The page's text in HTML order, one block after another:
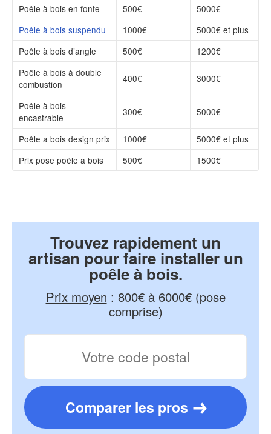
Poêle à bois en fonte
500€
5000€
Poêle à bois suspendu
1000€
5000€ et plus
Poêle à bois d’angle
500€
1200€
Poêle à bois à double
combustion
400€ 3000€
Poêle à bois
encastrable
300€ 5000€
Poêle a bois design prix 1000€
5000€ et plus
Prix pose poêle a bois
500€ 1500€
Trouvez rapidement un
artisan pour faire installer un
poêle à bois.
Prix moyen : 800€ à 6000€ (pose
comprise)
Comparer les pros